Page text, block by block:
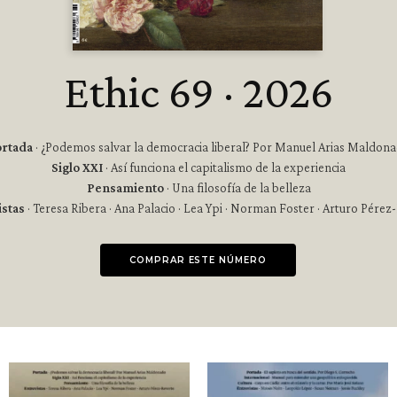
Ethic 69 · 2026
· ¿Podemos salvar la democracia liberal? Por Manuel Arias
Siglo XXI · Así funciona el capitalismo de la experiencia
Pensamiento· Una filosofía de la belleza
· Teresa Ribera · Ana Palacio · Lea Ypi · Norman Foster · Arturo
COMPRAR ESTE NÚMERO